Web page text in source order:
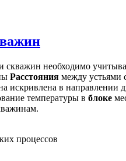
скважин необходимо
Расстояния между устьями
искривлена в направлении
температуры в блоке
процессов